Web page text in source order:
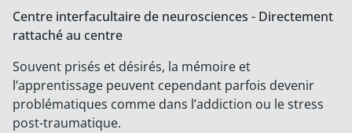
Centre interfacultaire de neurosciences - Directement
rattaché au centre
Souvent prisés et désirés, la mémoire et
l’apprentissage peuvent cependant parfois devenir
problématiques comme dans l’addiction ou le stress
post-traumatique.